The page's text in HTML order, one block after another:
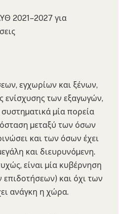
2021–2027 για
εγχωρίων και ξένων,
ενίσχυσης των εξαγωγών,
µία πορεία
µεταξύ των όσων
και των όσων έχει
και διευρυνόµενη.
είναι µία κυβέρνηση
και όχι των
ανάγκη η χώρα.